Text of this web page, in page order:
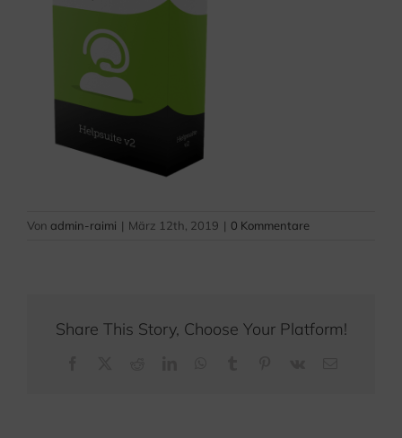
Von admin-raimi | März 12th, 2019 | 0 Kommentare
Share This Story, Choose Your Platform!